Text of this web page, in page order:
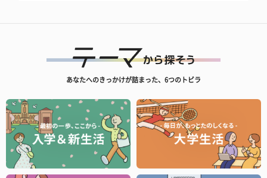
あなたへのきっかけが詰まった、6つのトビラ